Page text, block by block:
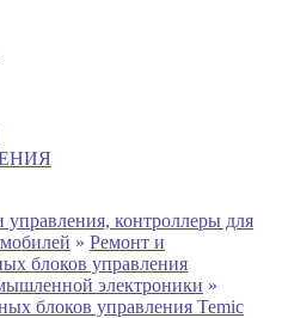
контроллеры для
» Ремонт и
блоков управления
электроники »
блоков управления Temic